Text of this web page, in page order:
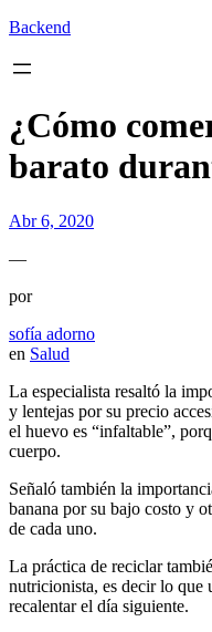
Backend
¿Cómo
barato
Abr 6, 2020
—
por
sofía adorno
en Salud
La especialista resaltó la
y lentejas por su precio
el huevo es “infaltable”,
cuerpo.
Señaló también la
banana por su bajo costo y
de cada uno.
La práctica de reciclar
nutricionista, es decir lo que
recalentar el día siguiente.